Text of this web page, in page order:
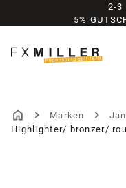
Zum Hauptinhalt
2-3
5%
Marken
Highlighter/ bronzer/